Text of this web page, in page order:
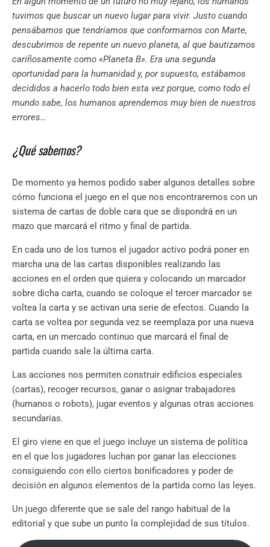
tuvimos que buscar un nuevo lugar para vivir. Justo cuando
pensábamos que tendríamos que conformarnos con Marte,
descubrimos de repente un nuevo planeta, al que bautizamos
cariñosamente como «Planeta B». Era una segunda
oportunidad para la humanidad y, por supuesto, estábamos
decididos a hacerlo todo bien esta vez porque, como todo el
mundo sabe, los humanos aprendemos muy bien de nuestros
errores…
¿Qué sabemos?
De momento ya hemos podido saber algunos detalles sobre
cómo funciona el juego en el que nos encontraremos con un
sistema de cartas de doble cara que se dispondrá en un
mazo que marcará el ritmo y final de partida.
En cada uno de los turnos el jugador activo podrá poner en
marcha una de las cartas disponibles realizando las
acciones en el orden que quiera y colocando un marcador
sobre dicha carta, cuando se coloque el tercer marcador se
voltea la carta y se activan una serie de efectos. Cuando la
carta se voltea por segunda vez se reemplaza por una nueva
carta, en un mercado continuo que marcará el final de
partida cuando sale la última carta.
Las acciones nos permiten construir edificios especiales
(cartas), recoger recursos, ganar o asignar trabajadores
(humanos o robots), jugar eventos y algunas otras acciones
secundarias.
El giro viene en que el juego incluye un sistema de política
en el que los jugadores luchan por ganar las elecciones
consiguiendo con ello ciertos bonificadores y poder de
decisión en algunos elementos de la partida como las leyes.
Un juego diferente que se sale del rango habitual de la
editorial y que sube un punto la complejidad de sus títulos.